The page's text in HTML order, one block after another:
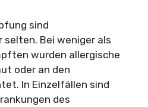
sind
selten. Bei weniger als
wurden allergische
oder an den
In Einzelfällen sind
des